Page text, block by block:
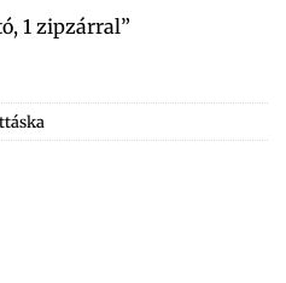
1 zipzárral”